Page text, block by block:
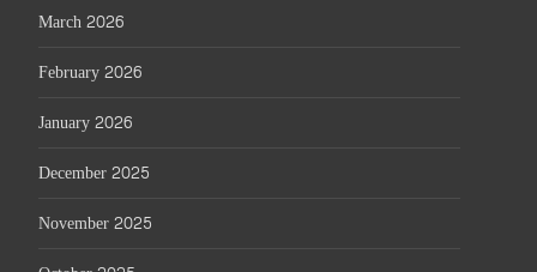
March 2026
February 2026
January 2026
December 2025
November 2025